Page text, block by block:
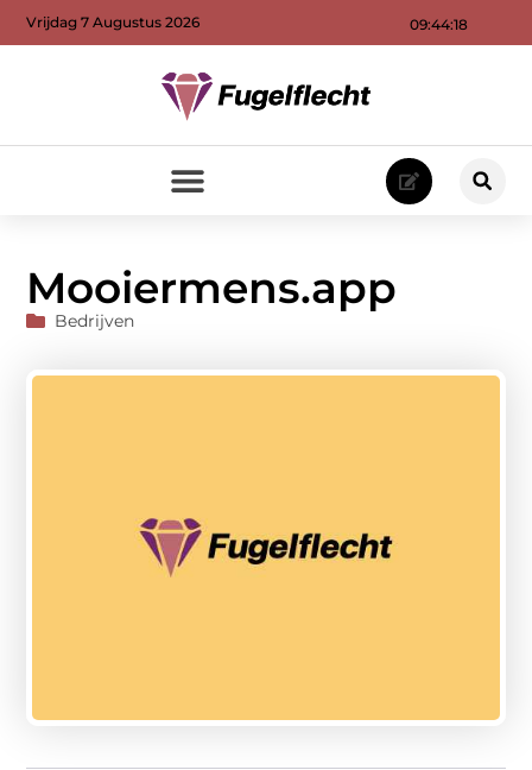
09:44:19
Vrijdag 7 Augustus 2026
Mooiermens.app
Bedrijven